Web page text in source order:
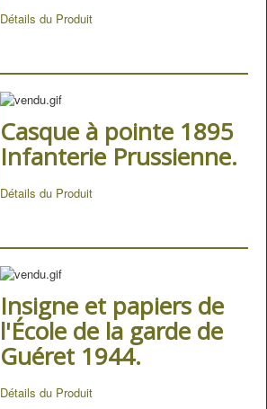
Détails du Produit
Casque à pointe 1895
Infanterie Prussienne.
Détails du Produit
Insigne et papiers de
l'École de la garde de
Guéret 1944.
Détails du Produit